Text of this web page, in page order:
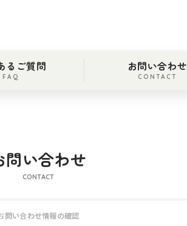
るご質問
FAQ
お問い合わせ
CONTACT
問い合わせ
CONTACT
問い合わせ情報の確認